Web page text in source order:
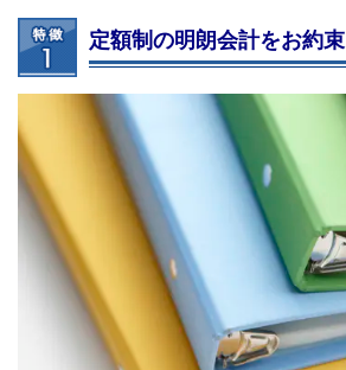
定額制の明朗会計をお約束